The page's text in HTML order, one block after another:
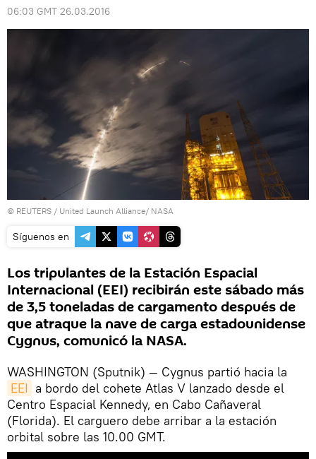
06:03 GMT 26.03.2016
© REUTERS / United Launch Alliance/ NASA
Síguenos en
Los tripulantes de la Estación Espacial
Internacional (EEI) recibirán este sábado más
de 3,5 toneladas de cargamento después de
que atraque la nave de carga estadounidense
Cygnus, comunicó la NASA.
WASHINGTON (Sputnik) — Cygnus partió hacia la
EEI a bordo del cohete Atlas V lanzado desde el
Centro Espacial Kennedy, en Cabo Cañaveral
(Florida). El carguero debe arribar a la estación
orbital sobre las 10.00 GMT.